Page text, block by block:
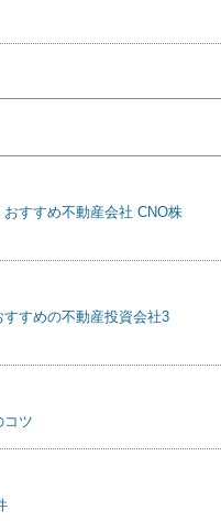
すすめ不動産会社 CNO株
すめの不動産投資会社3
コツ